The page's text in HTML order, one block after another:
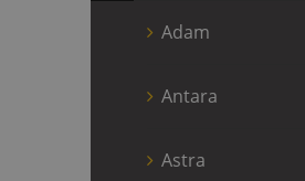
Adam
Antara
Astra